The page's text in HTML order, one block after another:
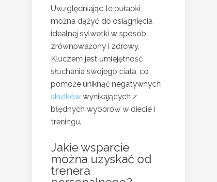
Uwzględniając te pułapki,
można dążyć do osiągnięcia
idealnej sylwetki w sposób
zrównoważony i zdrowy.
Kluczem jest umiejętność
słuchania swojego ciała, co
pomoże uniknąć negatywnych
skutków wynikających z
błędnych wyborów w diecie i
treningu.
Jakie wsparcie
można uzyskać od
trenera